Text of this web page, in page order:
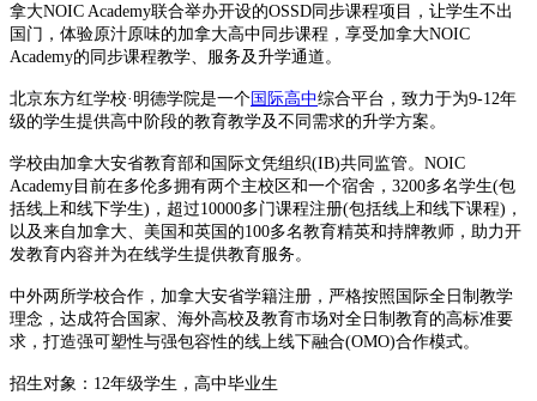
拿大NOIC Academy联合举办开设的OSSD同步课程项目，让学生不出
国门，体验原汁原味的加拿大高中同步课程，享受加拿大NOIC
Academy的同步课程教学、服务及升学通道。
北京东方红学校·明德学院是一个 国际高中综合平台，致力于为9-12年
级的学生提供高中阶段的教育教学及不同需求的升学方案。
学校由加拿大安省教育部和国际文凭组织(IB)共同监管。NOIC
Academy目前在多伦多拥有两个主校区和一个宿舍，3200多名学生(包
括线上和线下学生)，超过10000多门课程注册(包括线上和线下课程)，
以及来自加拿大、美国和英国的100多名教育精英和持牌教师，助力开
发教育内容并为在线学生提供教育服务。
中外两所学校合作，加拿大安省学籍注册，严格按照国际全日制教学
理念，达成符合国家、海外高校及教育市场对全日制教育的高标准要
求，打造强可塑性与强包容性的线上线下融合(OMO)合作模式。
招生对象：12年级学生，高中毕业生